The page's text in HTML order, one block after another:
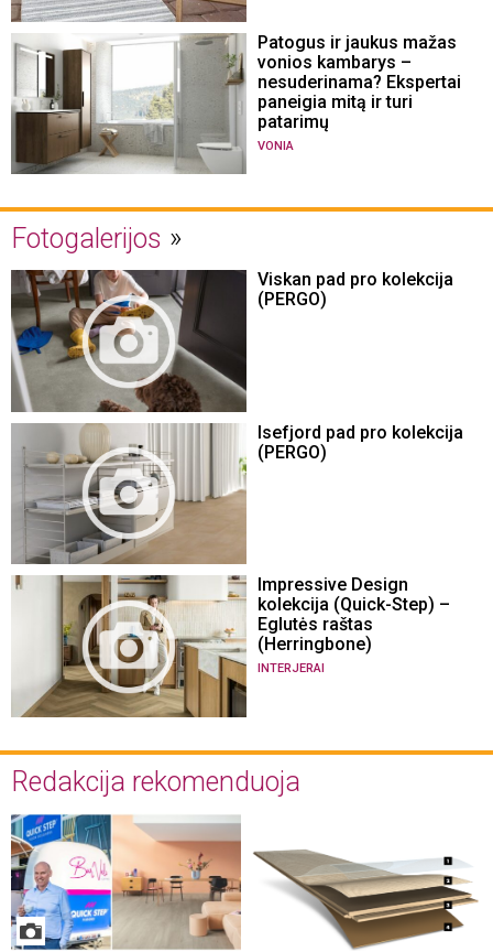
Patogus ir jaukus mažas
vonios kambarys –
nesuderinama? Ekspertai
paneigia mitą ir turi
patarimų
VONIA
Fotogalerijos
Viskan pad pro kolekcija
(PERGO)
Isefjord pad pro kolekcija
(PERGO)
Impressive Design
kolekcija (Quick-Step) –
Eglutės raštas
(Herringbone)
INTERJERAI
Redakcija rekomenduoja